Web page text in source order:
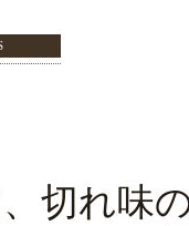
切れ味